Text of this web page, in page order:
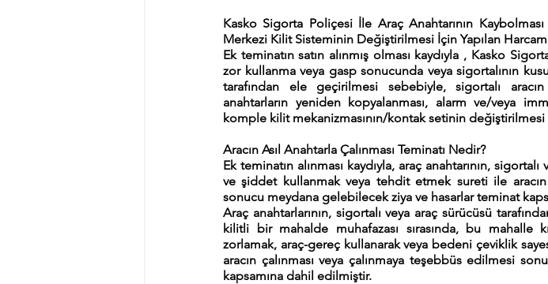
Kasko Sigorta Poliçesi İle Araç Anahtarının
Merkezi Kilit Sisteminin Değiştirilmesi İçin Yapılan
Ek teminatın satın alınmış olması kaydıyla , Kasko
zor kullanma veya gasp sonucunda veya sigortalının
tarafından ele geçirilmesi sebebiyle, sigortalı
anahtarların yeniden kopyalanması, alarm ve/veya
komple kilit mekanizmasının/kontak setinin değiştirilmesi
Aracın Asıl Anahtarla Çalınması Teminatı Nedir?
Ek teminatın alınması kaydıyla, araç anahtarının,
ve şiddet kullanmak veya tehdit etmek sureti ile aracın
sonucu meydana gelebilecek ziya ve hasarlar teminat
Araç anahtarlarının, sigortalı veya araç sürücüsü
kilitli bir mahalde muhafazası sırasında, bu mahalle
zorlamak, araç-gereç kullanarak veya bedeni çeviklik
aracın çalınması veya çalınmaya teşebbüs edilmesi
kapsamına dahil edilmiştir.